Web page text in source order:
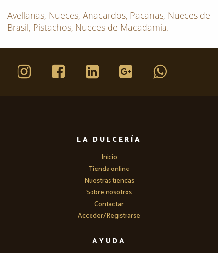
Avellanas, Nueces, Anacardos, Pacanas, Nueces de
Brasil, Pistachos, Nueces de Macadamia.
LA DULCERÍA
Inicio
Tienda online
Nuestras tiendas
Sobre nosotros
Contactar
Acceder/Registrarse
AYUDA